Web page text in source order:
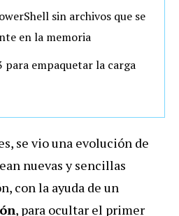
sin archivos que se
en la memoria
para empaquetar la carga
se vio una evolución de
nuevas y sencillas
con la ayuda de un
, para ocultar el primer